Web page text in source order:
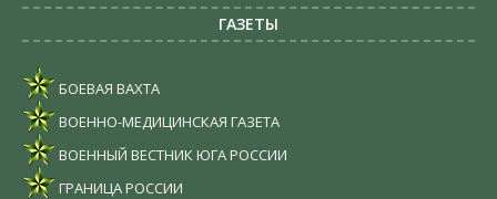
ГАЗЕТЫ
БОЕВАЯ ВАХТА
ВОЕННО-МЕДИЦИНСКАЯ ГАЗЕТА
ВОЕННЫЙ ВЕСТНИК ЮГА РОССИИ
ГРАНИЦА РОССИИ